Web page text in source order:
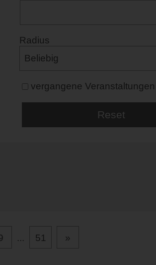
Radius
vergangene
... 51 »